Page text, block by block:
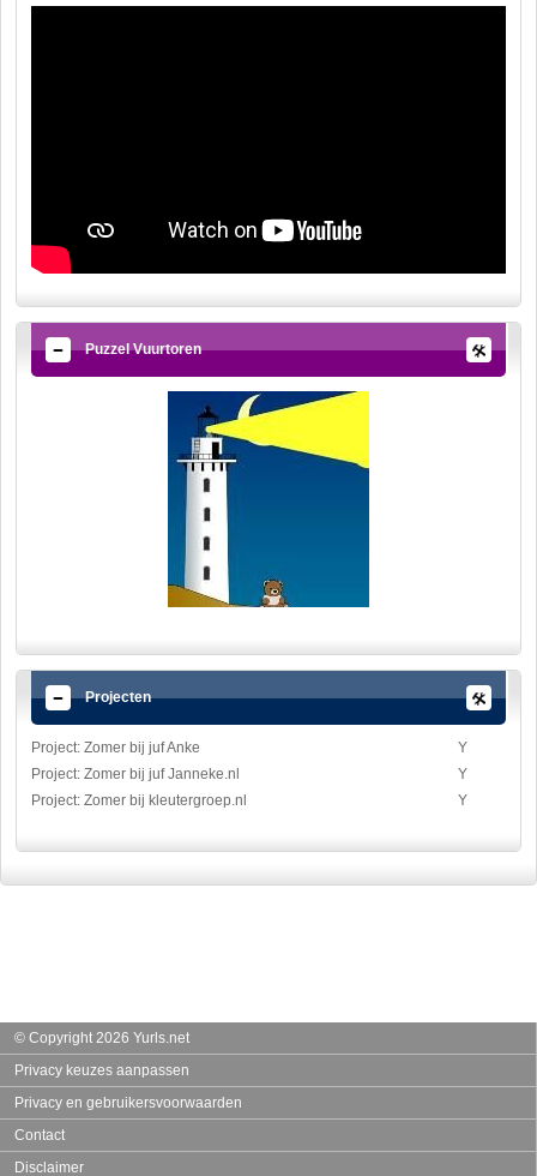
Puzzel Vuurtoren
Projecten
Project: Zomer bij juf Anke
Y
Project: Zomer bij juf Janneke.nl
Y
Project: Zomer bij kleutergroep.nl
Y
© Copyright 2026 Yurls.net
Privacy keuzes aanpassen
Privacy en gebruikersvoorwaarden
Contact
Disclaimer